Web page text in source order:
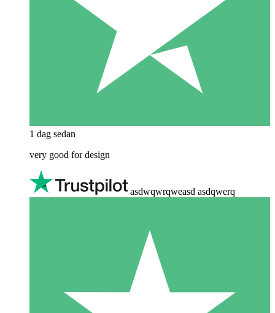
1 dag sedan
very good for design
asdwqwrqweasd asdqwerq